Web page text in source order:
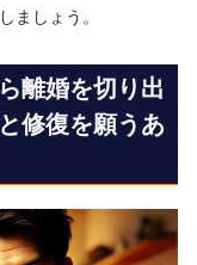
ましょう。
離婚を切り出
修復を願うあ